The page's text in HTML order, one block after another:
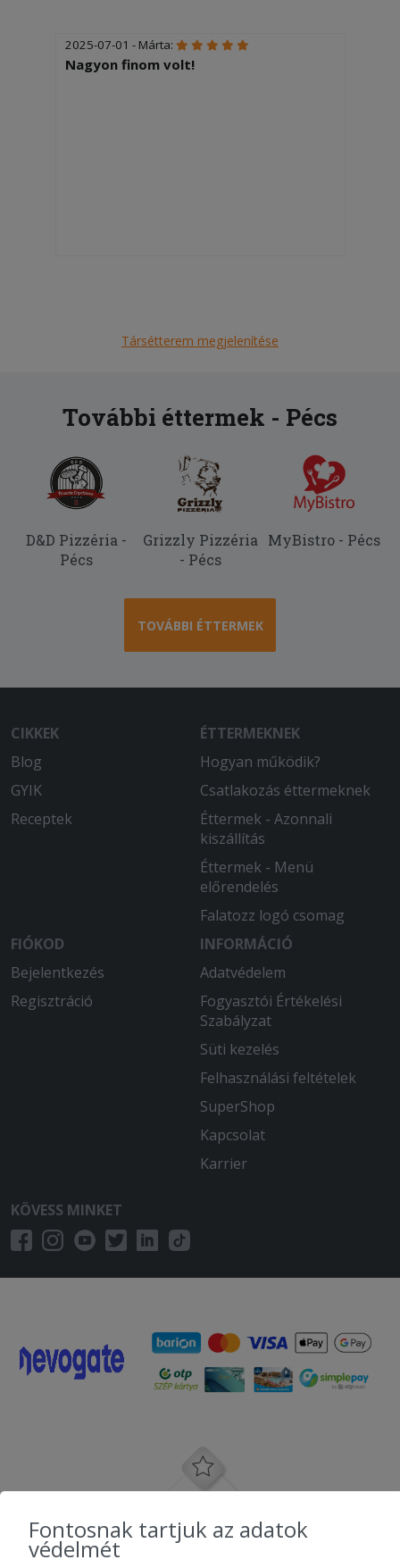
2025-07-01 - Márta:
Nagyon finom volt!
Társétterem megjelenítése
További éttermek - Pécs
D&D Pizzéria -
Pécs
Grizzly Pizzéria
- Pécs
MyBistro - Pécs
TOVÁBBI ÉTTERMEK
CIKKEK
Blog
GYIK
Receptek
ÉTTERMEKNEK
Hogyan működik?
Csatlakozás éttermeknek
Éttermek - Azonnali
kiszállítás
Éttermek - Menü
előrendelés
Falatozz logó csomag
FIÓKOD
Bejelentkezés
Regisztráció
INFORMÁCIÓ
Adatvédelem
Fogyasztói Értékelési
Szabályzat
Süti kezelés
Felhasználási feltételek
SuperShop
Kapcsolat
Karrier
KÖVESS MINKET
Fontosnak tartjuk az adatok
védelmét